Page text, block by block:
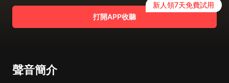
打開APP收聽
新人領7天免費試用
聲音簡介